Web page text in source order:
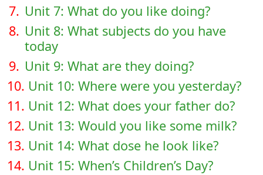
7. Unit 7: What do you like doing?
8. Unit 8: What subjects do you have
today
9. Unit 9: What are they doing?
10. Unit 10: Where were you yesterday?
11. Unit 12: What does your father do?
12. Unit 13: Would you like some milk?
13. Unit 14: What dose he look like?
14. Unit 15: When’s Children’s Day?